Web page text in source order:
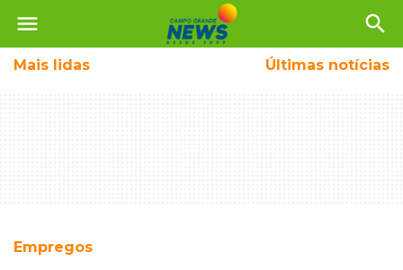
menu search
Mais lidas Últimas notícias
Empregos